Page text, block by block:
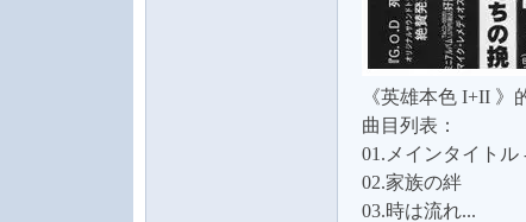
《英雄本色 I+II 》
曲目列表：
01.メインタイトル
02.家族の絆
03.時は流れ...